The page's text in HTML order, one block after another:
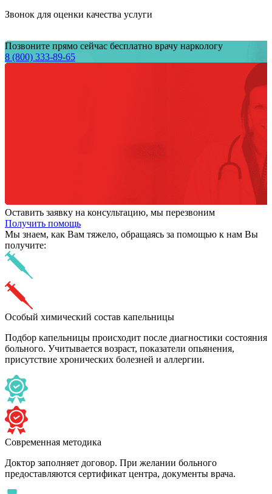
Звонок для оценки качества услуги
Позвоните прямо сейчас бесплатно врачу наркологу
8 (800) 333-89-65
Оставить заявку на консультацию, мы перезвоним
Получить помощь
Мы знаем, как Вам тяжело, обращаясь за помощью к нам Вы
получите:
Особый химический состав капельницы
Подбор капельницы происходит после диагностики состояния
больного. Учитывается возраст, показатели опьянения,
присутствие хронических болезней и аллергии.
Современная методика
Доктор заполняет договор. При желании больного
предоставляются сертификат центра, документы врача.